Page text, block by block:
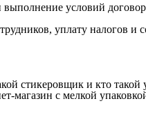
условий
уплату налогов и
стикеровщик и кто
с мелкой